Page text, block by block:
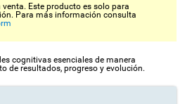
Este producto es solo para
Para más información consulta
cognitivas esenciales de manera
de resultados, progreso y evolución.